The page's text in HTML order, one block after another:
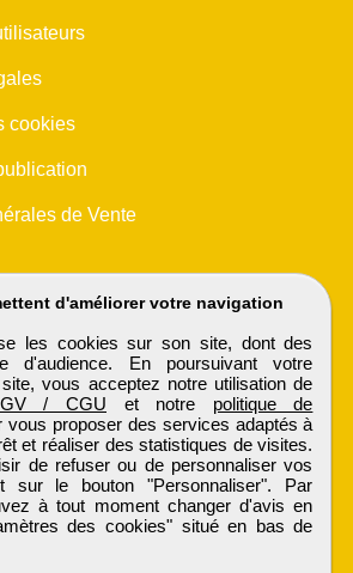
d'améliorer votre navigation
les cookies sur son site, dont des
d'audience. En poursuivant votre
vous acceptez notre utilisation de
/ CGU et notre politique de
vous proposer des services adaptés à
et réaliser des statistiques de visites.
de refuser ou de personnaliser vos
sur le bouton "Personnaliser". Par
à tout moment changer d'avis en
des cookies" situé en bas de
cookies
de Vente